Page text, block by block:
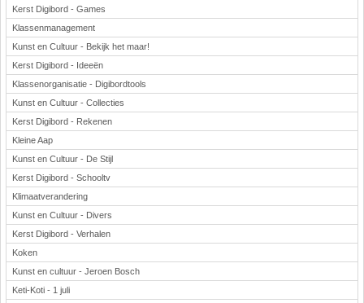
Kerst Digibord - Games
Klassenmanagement
Kunst en Cultuur - Bekijk het maar!
Kerst Digibord - Ideeën
Klassenorganisatie - Digibordtools
Kunst en Cultuur - Collecties
Kerst Digibord - Rekenen
Kleine Aap
Kunst en Cultuur - De Stijl
Kerst Digibord - Schooltv
Klimaatverandering
Kunst en Cultuur - Divers
Kerst Digibord - Verhalen
Koken
Kunst en cultuur - Jeroen Bosch
Keti-Koti - 1 juli